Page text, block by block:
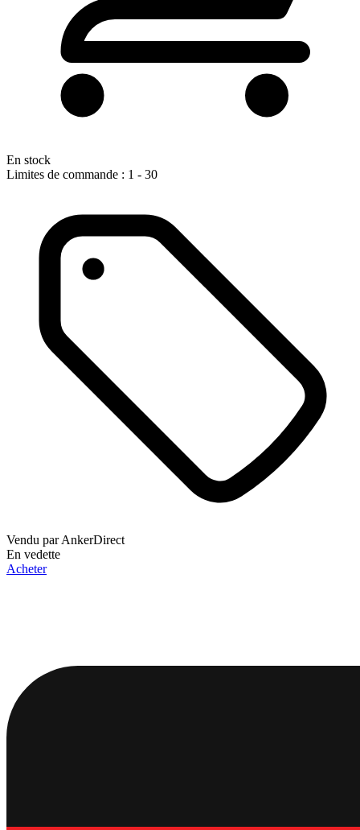
En stock
Limites de commande : 1 - 30
Vendu parAnkerDirect
En vedette
Acheter